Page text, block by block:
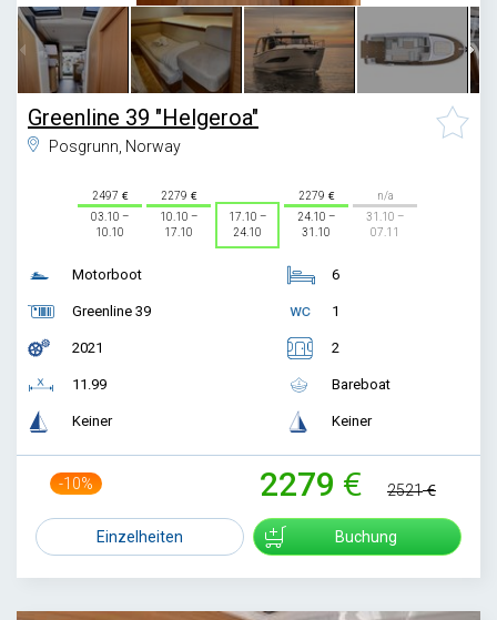
Greenline 39 "Helgeroa"
Posgrunn, Norway
2497
03.10 –
10.10
2279
10.10 –
17.10
17.10 –
24.10
2279
24.10 –
31.10
n/a
31.10 –
07.11
Motorboot
Greenline 39
2021
11.99
Keiner
6
1
2
Bareboat
Keiner
-10% 2279 2521
Einzelheiten Buchung